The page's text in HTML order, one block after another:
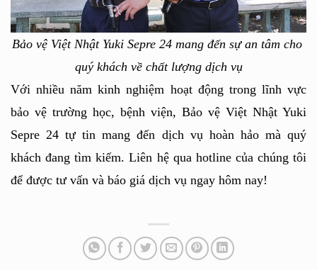
Bảo vệ Việt Nhật Yuki Sepre 24 mang đến sự an tâm cho
quý khách về chất lượng dịch vụ
Với nhiều năm kinh nghiệm hoạt động trong lĩnh vực
bảo vệ trường học, bệnh viện, Bảo vệ Việt Nhật Yuki
Sepre 24 tự tin mang đến dịch vụ hoàn hảo mà quý
khách đang tìm kiếm. Liên hệ qua hotline của chúng tôi
để được tư vấn và báo giá dịch vụ ngay hôm nay!